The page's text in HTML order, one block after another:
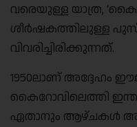
വരെയുള്ള യാത്ര,
ശീർഷകത്തിലുള്ള
വിവരിച്ചിരിക്കുന്നത്.
1950ലാണ് അദ്ദേഹം
കൈറോവിലെത്തി
ഏതാനും ആഴ്ചകൾ